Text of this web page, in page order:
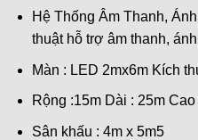
Hệ Thống Âm Thanh,
thuật hỗ trợ âm thanh,
Màn : LED 2mx6m Kích
Rộng :15m Dài : 25m
Sân khấu : 4m x 5m5